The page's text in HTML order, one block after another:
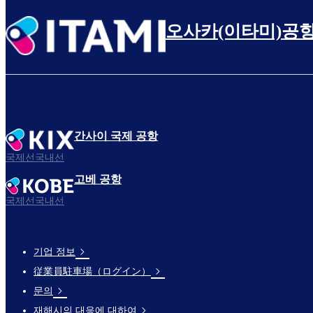
오사카(이타미)공
간사이 국제 공항
국제선국내선
고베 공항
국제선국내선
Footer
Links
기업 정보
従業員駐車場（ログイン）
문의
재해시의 대응에 대하여